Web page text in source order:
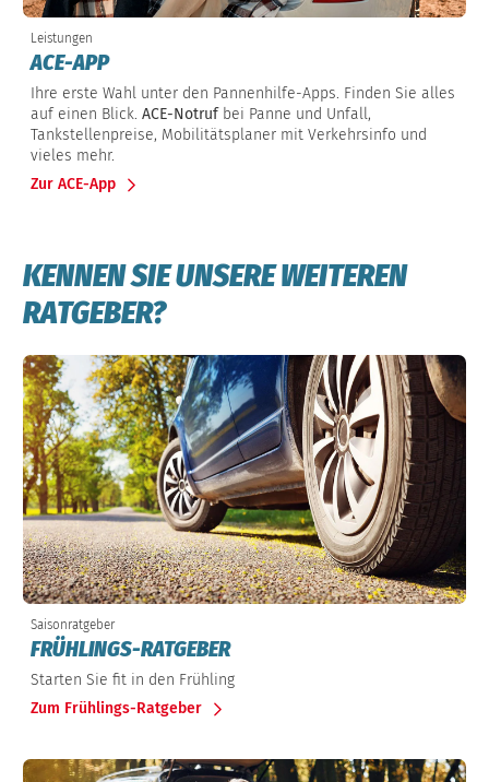
Leistungen
ACE-APP
Ihre erste Wahl unter den Pannenhilfe-Apps. Finden Sie alles
auf einen Blick. ACE-Notrufbei Panne und Unfall,
Tankstellenpreise, Mobilitätsplaner mit Verkehrsinfo und
vieles mehr.
Zur ACE-App
KENNEN SIE UNSERE WEITEREN
RATGEBER?
Saisonratgeber
FRÜHLINGS-RATGEBER
Starten Sie fit in den Frühling
Zum Frühlings-Ratgeber